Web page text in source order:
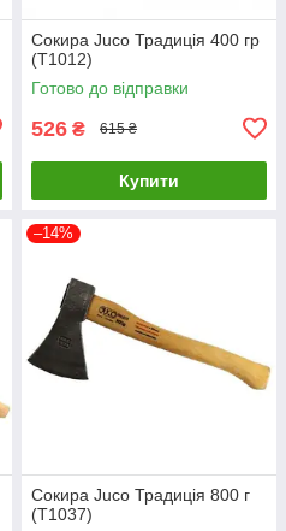
Сокира Juco Традиція 400 гр
(T1012)
Готово до відправки
526 ₴ 615 ₴
Купити
–14%
Сокира Juco Традиція 800 г
(T1037)